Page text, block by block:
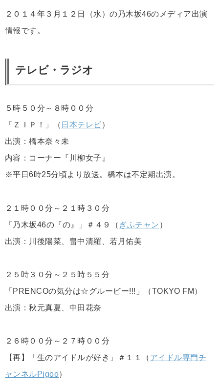
２０１４年３月１２日（水）の乃木坂46のメディア出演
情報です。
テレビ・ラジオ
５時５０分～８時００分
「ＺＩＰ！」（ 日本テレビ）
出演：橋本奈々未
内容：コーナー『川柳女子』
※平日6時25分頃より放送。橋本は不定期出演。
２１時００分～２１時３０分
「乃木坂46の『の』」＃４９（ ぎふチャン ）
出演：川後陽菜、畠中清羅、若月佑美
２５時３０分～２５時５５分
「PRENCOの気分は☆グルービー!!!」（TOKYO FM）
出演：秋元真夏、中田花奈
２６時００分～２７時００分
【再】「生のアイドルが好き」＃１１（ アイドル専門チ
ャンネルPigoo）